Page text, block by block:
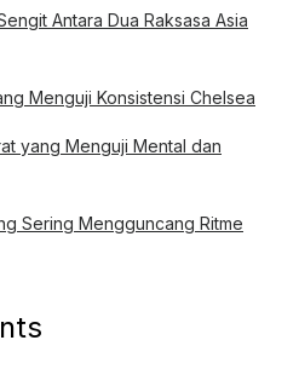
Antara Dua Raksasa Asia
Menguji Konsistensi Chelsea
yang Menguji Mental dan
Sering Mengguncang Ritme